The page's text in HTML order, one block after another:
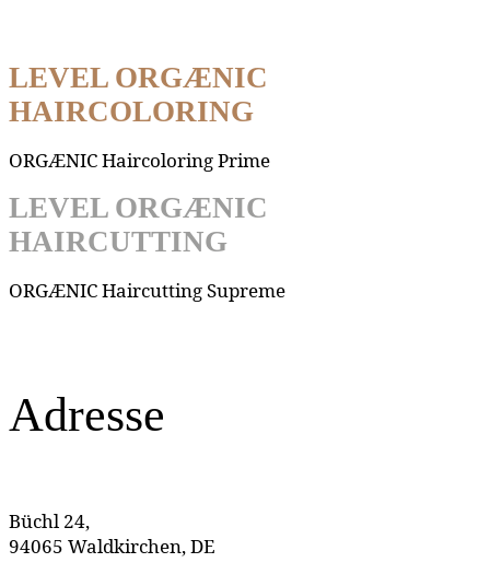
LEVEL ORGÆNIC
HAIRCOLORING
ORGÆNIC Haircoloring Prime
LEVEL ORGÆNIC
HAIRCUTTING
ORGÆNIC Haircutting Supreme
Adresse
Büchl 24,
94065 Waldkirchen, DE